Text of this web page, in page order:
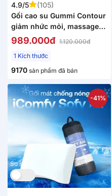
4.9/5
(105)
Gối cao su Gummi Contour
giảm nhức mỏi, massage
cổ vai gáy
989.000đ 1.120.000đ
1 Kích thước
9170 sản phẩm đã bán
So sánh
-41%